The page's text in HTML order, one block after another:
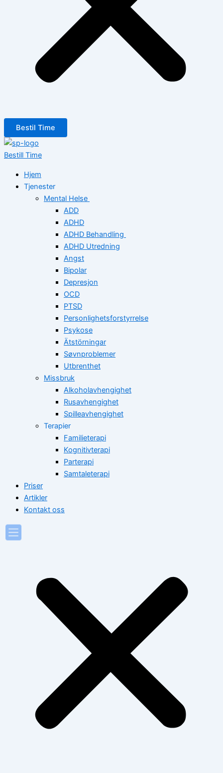
Bestil Time
Bestill Time
Hjem
Tjenester
Mental Helse
ADD
ADHD
ADHD Behandling
ADHD Utredning
Angst
Bipolar
Depresjon
OCD
PTSD
Personlighetsforstyrrelse
Psykose
Ätstörningar
Søvnproblemer
Utbrenthet
Missbruk
Alkoholavhengighet
Rusavhengighet
Spilleavhengighet
Terapier
Familieterapi
Kognitivterapi
Parterapi
Samtaleterapi
Priser
Artikler
Kontakt oss